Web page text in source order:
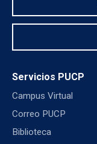
Servicios PUCP
Campus Virtual
Correo PUCP
Biblioteca